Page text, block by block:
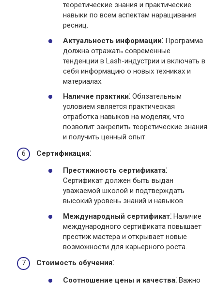
теоретические знания и практические
навыки по всем аспектам наращивания
ресниц.
Актуальность информации⁚ Программа
должна отражать современные
тенденции в Lash-индустрии и включать в
себя информацию о новых техниках и
материалах.
Наличие практики⁚ Обязательным
условием является практическая
отработка навыков на моделях, что
позволит закрепить теоретические знания
и получить ценный опыт.
Сертификация⁚
Престижность сертификата⁚
Сертификат должен быть выдан
уважаемой школой и подтверждать
высокий уровень знаний и навыков.
Международный сертификат⁚ Наличие
международного сертификата повышает
престиж мастера и открывает новые
возможности для карьерного роста.
Стоимость обучения⁚
Соотношение цены и качества⁚ Важно